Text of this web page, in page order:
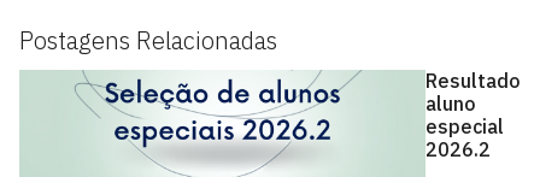
Postagens Relacionadas
Resultado
aluno
especial
2026.2